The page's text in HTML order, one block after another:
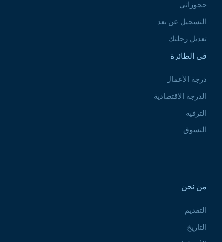
حجوزاتي
التسجيل عن بعد
تعديل رحلتك
في الطائرة
درجة الأعمال
الدرجة الاقتصادية
الترفيه
التسوق
من نحن
التقديم
التاريخ